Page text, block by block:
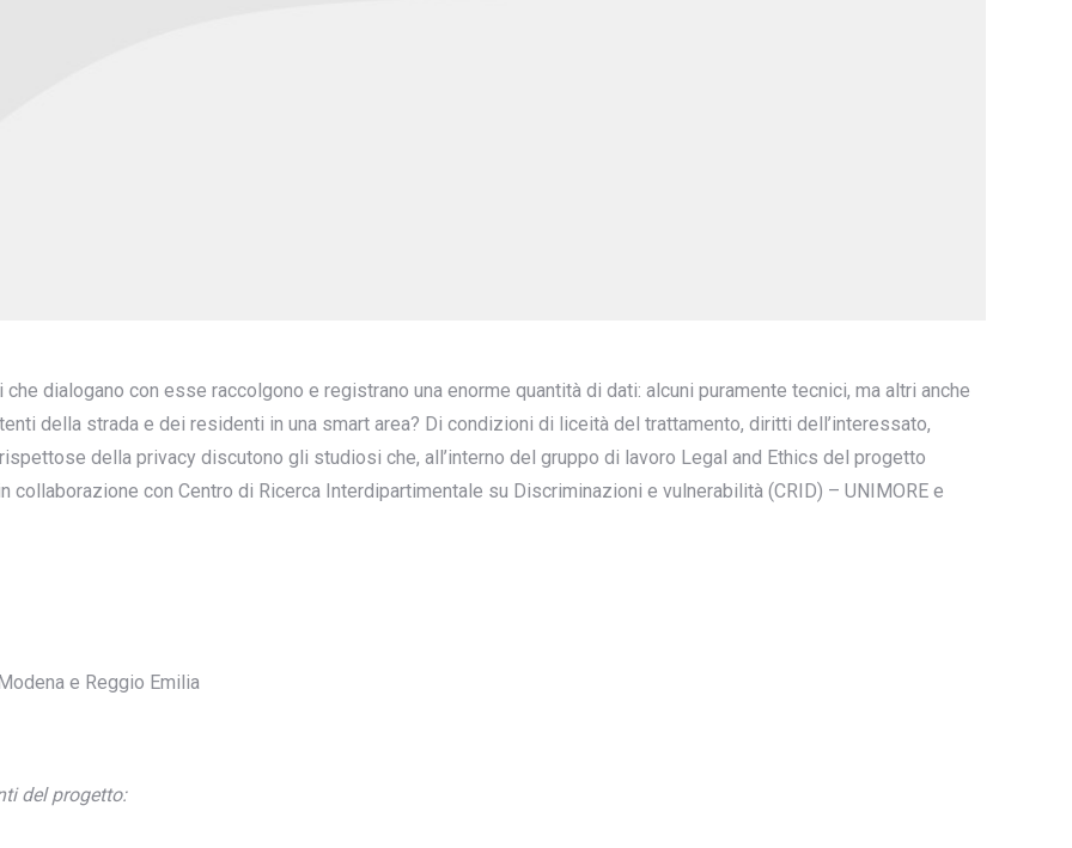
dialogano con esse raccolgono e registrano una enorme quantità di dati: alcuni puramente tecnici, ma altri anche
della strada e dei residenti in una smart area? Di condizioni di liceità del trattamento, diritti dell’interessato,
della privacy discutono gli studiosi che, all’interno del gruppo di lavoro Legal and Ethics del progetto
con Centro di Ricerca Interdipartimentale su Discriminazioni e vulnerabilità (CRID) – UNIMORE e
e Reggio Emilia
del progetto: